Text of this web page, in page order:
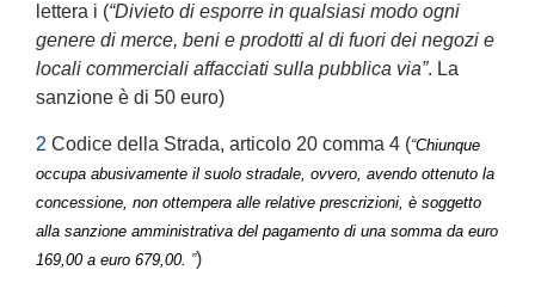
lettera i (“Divieto di esporre in qualsiasi modo ogni
genere di merce, beni e prodotti al di fuori dei negozi e
locali commerciali affacciati sulla pubblica via”. La
sanzione è di 50 euro)
2 Codice della Strada, articolo 20 comma 4 (“Chiunque
occupa abusivamente il suolo stradale, ovvero, avendo ottenuto la
concessione, non ottempera alle relative prescrizioni, è soggetto
alla sanzione amministrativa del pagamento di una somma da euro
169,00 a euro 679,00. ”)